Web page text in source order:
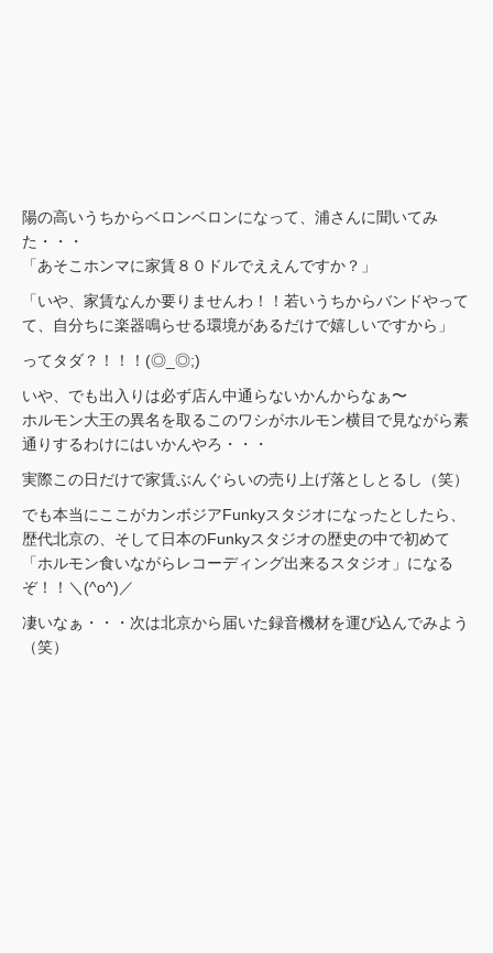
陽の高いうちからベロンベロンになって、浦さんに聞いてみ
た・・・
「あそこホンマに家賃８０ドルでええんですか？」
「いや、家賃なんか要りませんわ！！若いうちからバンドやって
て、自分ちに楽器鳴らせる環境があるだけで嬉しいですから」
ってタダ？！！！(◎_◎;)
いや、でも出入りは必ず店ん中通らないかんからなぁ〜
ホルモン大王の異名を取るこのワシがホルモン横目で見ながら素
通りするわけにはいかんやろ・・・
実際この日だけで家賃ぶんぐらいの売り上げ落としとるし（笑）
でも本当にここがカンボジアFunkyスタジオになったとしたら、
歴代北京の、そして日本のFunkyスタジオの歴史の中で初めて
「ホルモン食いながらレコーディング出来るスタジオ」になる
ぞ！！＼(^o^)／
凄いなぁ・・・次は北京から届いた録音機材を運び込んでみよう
（笑）